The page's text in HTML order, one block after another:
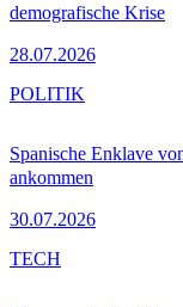
demografische Krise
28.07.2026
Spanische Enklave
ankommen
30.07.2026
POLITIK
TECH